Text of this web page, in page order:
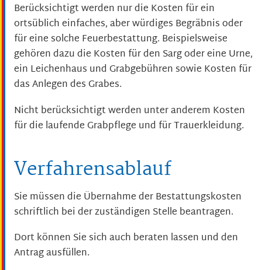
Berücksichtigt werden nur die Kosten für ein
ortsüblich einfaches, aber würdiges Begräbnis oder
für eine solche Feuerbestattung. Beispielsweise
gehören dazu die Kosten für den Sarg oder eine Urne,
ein Leichenhaus und Grabgebühren sowie Kosten für
das Anlegen des Grabes.
Nicht berücksichtigt werden unter anderem Kosten
für die laufende Grabpflege und für Trauerkleidung.
Verfahrensablauf
Sie müssen die Übernahme der Bestattungskosten
schriftlich bei der zuständigen Stelle beantragen.
Dort können Sie sich auch beraten lassen und den
Antrag ausfüllen.